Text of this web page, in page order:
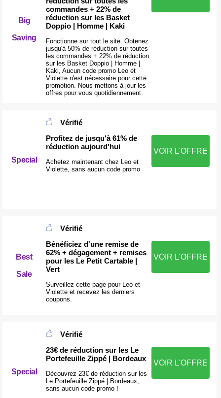
Big
Saving
commandes + 22% de
réduction sur les Basket
Doppio | Homme | Kaki
Fonctionne sur tout le site. Obtenez
jusqu'à 50% de réduction sur toutes
les commandes + 22% de réduction
sur les Basket Doppio | Homme |
Kaki, Aucun code promo Leo et
Violette n'est nécessaire pour cette
promotion. Nous mettons à jour les
offres pour vous quotidiennement.
Special
Vérifié
Profitez de jusqu'à 61% de
réduction aujourd'hui
Achetez maintenant chez Leo et
Violette, sans aucun code promo
VOIR L'OFFRE
Best
Sale
Vérifié
Bénéficiez d'une remise de
62% + dégagement + remises
pour les Le Petit Cartable |
Vert
Surveillez cette page pour Leo et
Violette et recevez les derniers
coupons.
VOIR L'OFFRE
Special
Vérifié
23€ de réduction sur les Le
Portefeuille Zippé | Bordeaux
Découvrez 23€ de réduction sur les
Le Portefeuille Zippé | Bordeaux,
sans aucun code promo !
VOIR L'OFFRE